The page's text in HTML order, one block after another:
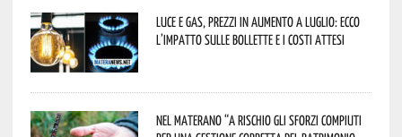
Luce e gas, prezzi in aumento a luglio: ecco
l’impatto sulle bollette e i costi attesi
Nel materano “a rischio gli sforzi compiuti